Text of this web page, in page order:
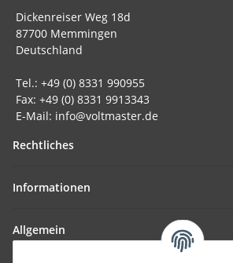
Dickenreiser Weg 18d
87700 Memmingen
Deutschland
Tel.: +49 (0) 8331 990955
Fax: +49 (0) 8331 9913343
E-Mail: info@voltmaster.de
Rechtliches
Informationen
Allgemein